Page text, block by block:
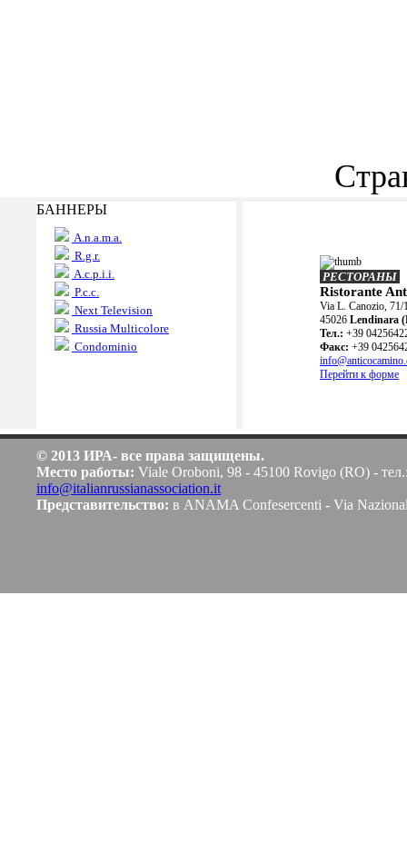
БАННЕРЫ
A.n.a.m.a.
R.g.r.
A.c.p.i.i.
P.c.c.
Next Television
Russia Multicolore
Condominio
РЕСТОРАНЫ
Ristorante
Via L. Canozio, 71/
45026 Lendinara
Teл.: +39
Факс: +39
Перейти к форме
© 2013 ИРА- все права защищены.
Место работы: Viale Oroboni, 98 - 45100 Rovigo (RO) -
info@italianrussianassociation.it
Представительство: в ANAMA Confesercenti - Via